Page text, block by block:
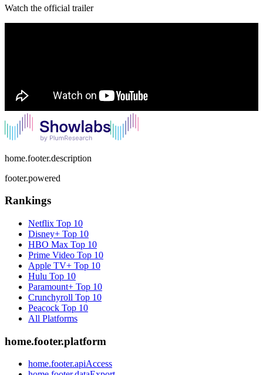
Watch the official trailer
home.footer.description
footer.powered
Rankings
Netflix Top 10
Disney+ Top 10
HBO Max Top 10
Prime Video Top 10
Apple TV+ Top 10
Hulu Top 10
Paramount+ Top 10
Crunchyroll Top 10
Peacock Top 10
All Platforms
home.footer.platform
home.footer.apiAccess